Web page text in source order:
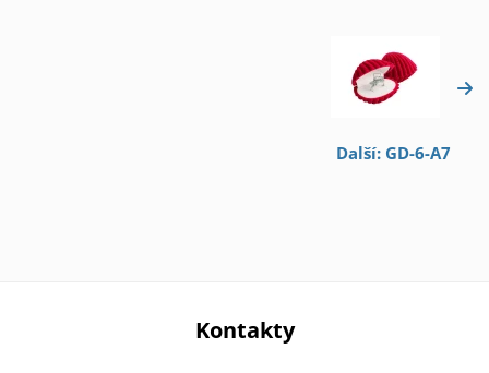
Další: GD-6-A7
Kontakty